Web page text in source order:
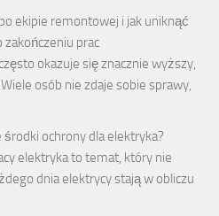
ekipie remontowej i jak uniknąć
prac
okazuje się znacznie wyższy,
osób nie zdaje sobie sprawy,
środki ochrony dla elektryka?
elektryka to temat, który nie
dnia elektrycy stają w obliczu